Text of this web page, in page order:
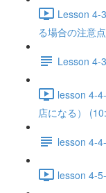
Lesson 4-
る場合の注意
Lesson 4-
lesson 4-
店になる）
lesson 4-
lesson 4-